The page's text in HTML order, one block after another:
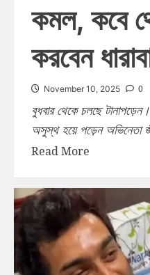
কমল, কবে
করবেন
November 10, 2025 0
বুধবার থেকে চলছে
অসুস্থ হয়ে পড়েন অভিনেতা
Read More